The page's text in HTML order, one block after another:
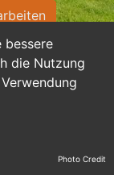
bessere
die Nutzung
Photo Credit